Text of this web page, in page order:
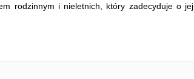
rodzinnym i nieletnich, który zadecyduje o jej